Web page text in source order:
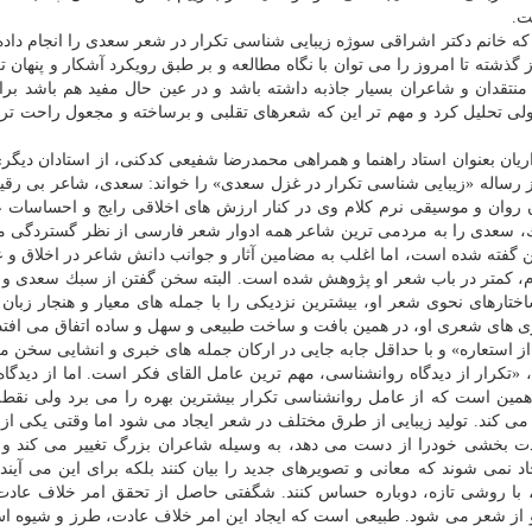
خانم دكتر اشراقی سوژه زیبایی شناسی تكرار در شعر سعدی را انجام داده
تا امروز را می توان با نگاه مطالعه و بر طبق رویكرد آشكار و پنهان
و شاعران بسیار جاذبه داشته باشد و در عین حال مفید هم باشد
تحلیل كرد و مهم تر این كه شعرهای تقلبی و برساخته و مجعول راحت تر
بعنوان استاد راهنما و همراهی محمدرضا شفیعی كدكنی، از استادان
از رساله «زیبایی شناسی تكرار در غزل سعدی» را خواند: سعدی، شاعر بی
و موسیقی نرم كلام وی در كنار ارزش های اخلاقی رایج و احساسات
سعدی را به مردمی ترین شاعر همه ادوار شعر فارسی از نظر گستردگی
شده است، اما اغلب به مضامین آثار و جوانب دانش شاعر در اخلاق و
كمتر در باب شعر او پژوهش شده است. البته سخن گفتن از سبك سعدی
نحوی شعر او، بیشترین نزدیكی را با جمله های معیار و هنجار
های شعری او، در همین بافت و ساخت طبیعی و سهل و ساده اتفاق می
استعاره» و با حداقل جابه جایی در اركان جمله های خبری و انشایی سخن
از دیدگاه روانشناسی، مهم ترین عامل القای فكر است. اما از
است كه از عامل روانشناسی تكرار بیشترین بهره را می برد ولی
تولید زیبایی از طرق مختلف در شعر ایجاد می شود اما وقتی یكی از
لذت بخشی خودرا از دست می دهد، به وسیله شاعران بزرگ تغییر می كند
نمی شوند كه معانی و تصویرهای جدید را بیان كنند بلكه برای این می
با روشی تازه، دوباره حساس كنند. شگفتی حاصل از تحقق امر خلاف
می شود. طبیعی است كه ایجاد این امر خلاف عادت، طرز و شیوه